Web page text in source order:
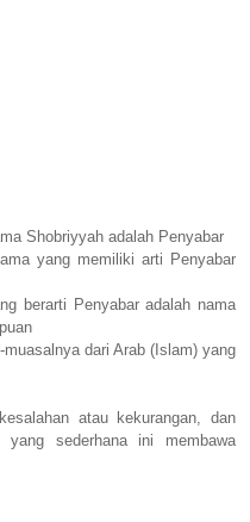
Shobriyyah adalah Penyabar
yang memiliki arti Penyabar
berarti Penyabar adalah nama
dari Arab (Islam) yang
atau kekurangan, dan
sederhana ini membawa